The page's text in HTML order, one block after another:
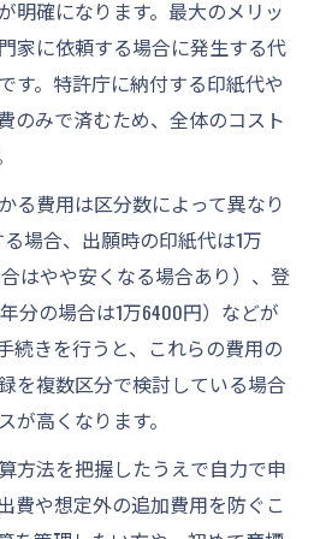
明確になります。最大のメリッ
家に依頼する場合に発生する代
す。特許庁に納付する印紙代や
のみで済むため、全体のコスト
る費用は区分数によって異なり
場合、出願時の印紙代は1万
はやや安くなる場合あり）、登
分の場合は1万6400円）などが
続きを行うと、これらの費用の
を複数区分で検討している場合
が高くなります。
方法を把握したうえで自力で申
費や想定外の追加費用を防ぐこ